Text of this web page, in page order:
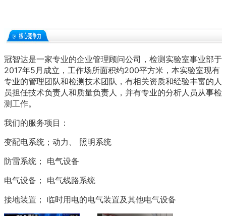
冠智达是一家专业的企业管理顾问公司， 检测实验室事业部于
2017年5月成立，工作场所面积约200平方米，本实验室现有
专业的管理团队和检测技术团队，有相关资质和经验丰富的人
员担任技术负责人和质量负责人，并有专业的分析人员从事检
测工作。
我们的服务项目：
变配电系统 ； 动力、
照明系统
防雷系统；
电气设备
电气设备；
电气线路系统
接地装置； 临时用电的电气装置及其他电气设备